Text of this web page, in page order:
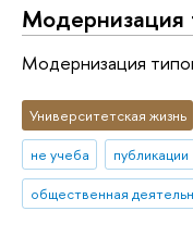
Модернизация
Университетская жизнь
не учеба
публикации
общественная